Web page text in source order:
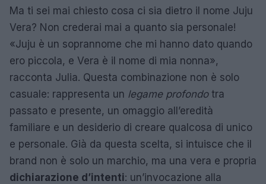
Ma ti sei mai chiesto cosa ci sia dietro il nome Juju
Vera? Non crederai mai a quanto sia personale!
«Juju è un soprannome che mi hanno dato quando
ero piccola, e Vera è il nome di mia nonna»,
racconta Julia. Questa combinazione non è solo
casuale: rappresenta un legame profondotra
passato e presente, un omaggio all’eredità
familiare e un desiderio di creare qualcosa di unico
e personale. Già da questa scelta, si intuisce che il
brand non è solo un marchio, ma una vera e propria
dichiarazione d’intenti: un’invocazione alla